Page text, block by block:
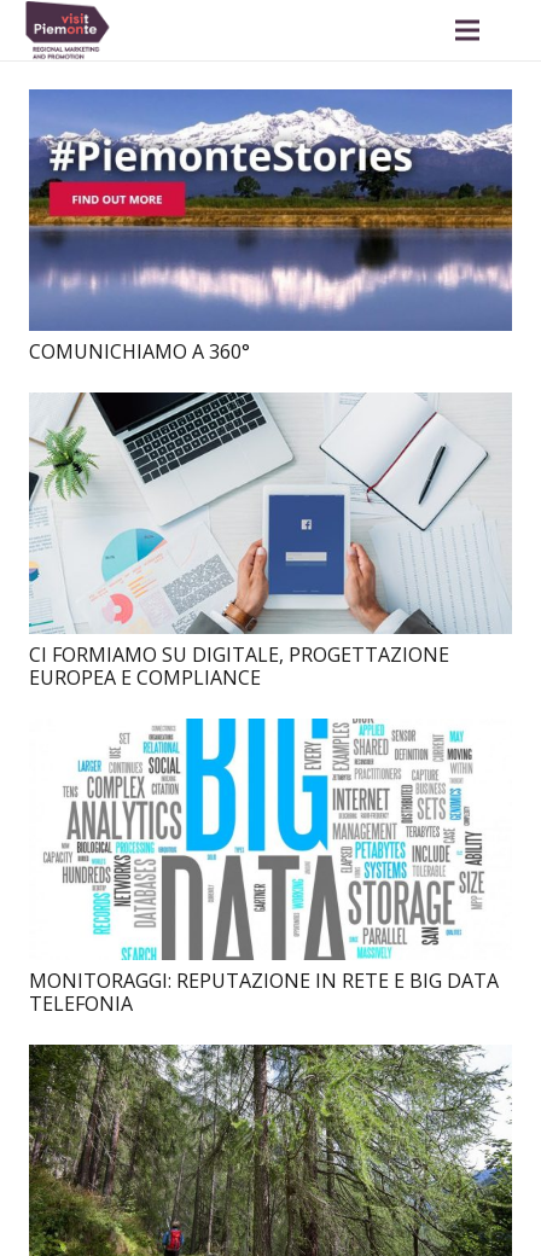
COMUNICHIAMO A 360°
CI FORMIAMO SU DIGITALE, PROGETTAZIONE
EUROPEA E COMPLIANCE
MONITORAGGI: REPUTAZIONE IN RETE E BIG DATA
TELEFONIA